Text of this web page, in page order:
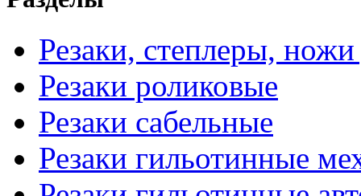
Резаки, степлеры, ножи
Резаки роликовые
Резаки сабельные
Резаки гильотинные